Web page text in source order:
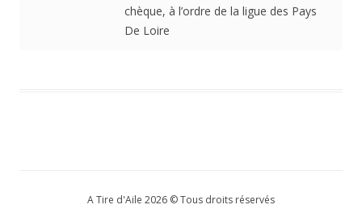
chèque, à l’ordre de la ligue des Pays
De Loire
A Tire d'Aile 2026 © Tous droits réservés